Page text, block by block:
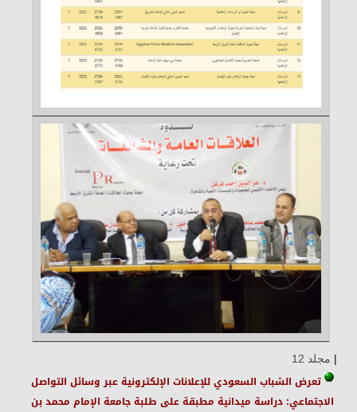
| مجلد 12
تعرض الشباب السعودي للإعلانات الإلكترونية عبر وسائل التواصل
الاجتماعي: دراسة ميدانية مطبقة على طلبة جامعة الإمام محمد بن